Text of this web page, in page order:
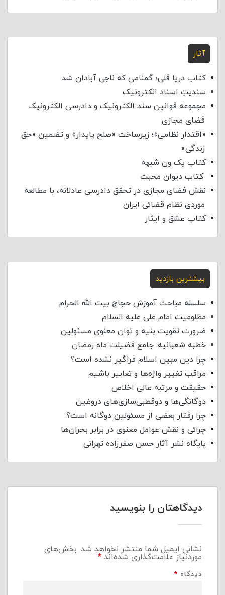
آثار
کتاب دریا قلی؛ گمنامی که ناجی آبادان شد
سندیتِ اسناد الکترونیک
مجموعه قوانین سند الکترونیک و دادرسی الکترونیک
فضای مجازی
«اقتدار نظامی»؛ زیرساخت «صلح پایدار» و تضمین «حق
زندگی»
کتاب یک ون شبهه
کتاب دیوان محبت
نقش فضای مجازی در تحقق دادرسی عادلانه، با مطالعه
موردی نظام قضائی ایران
کتاب عشق و ایثار
بیشترین بازدید
سلسله مباحث آموزش حجاج بیت الله الحرام
مظلومیت امام علی علیه السلام
ضرورت تقویت بنیه و توان معنوی مسئولین
خطبه شعبانیه: جامع فضیلت ماه رمضان
چرا دین مبین اسلام فراگیر نشده است؟
مراقب تغییر واژه‌ها و تعابیر باشیم
حقیقت و مرتبه عالی اخلاص
دوگانگی‌ها و دوقطبی‌سازی‌های دروغین
چرا رفتار بعضی از مسئولین دوگانه است؟
چرائی و نقش عوامل معنوی در برابر بحران‌ها
پایگاه نشر آثار حسن صفرزاده تهرانی
دیدگاهتان را بنویسید
نشانی ایمیل شما منتشر نخواهد شد. بخش‌های
موردنیاز علامت‌گذاری شده‌اند*
دیدگاه *